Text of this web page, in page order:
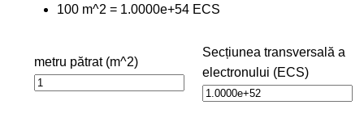
100 m^2 = 1.0000e+54 ECS
metru pătrat (m^2)
Secțiunea transversală a
electronului (ECS)